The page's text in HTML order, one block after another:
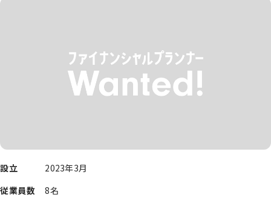
設立
2023年3月
従業員数
8名